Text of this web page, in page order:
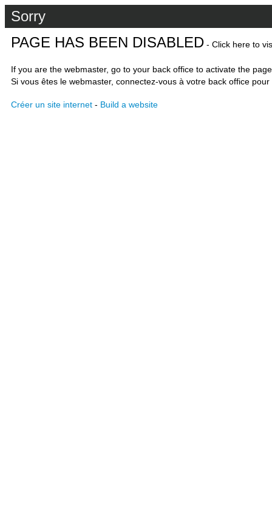
Sorry
PAGE HAS BEEN DISABLED - Click here to
If you are the webmaster, go to your back office to activate the
Si vous êtes le webmaster, connectez-vous à votre back office
Créer un site internet - Build a website